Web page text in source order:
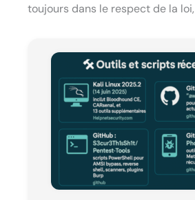
toujours dans le respect de la